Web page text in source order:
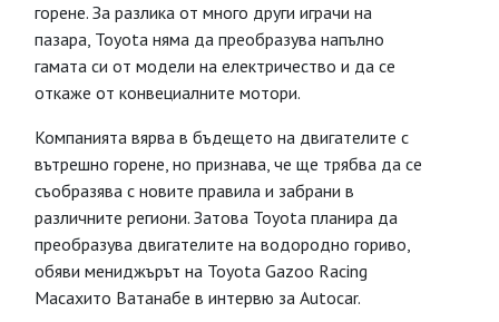
горене. За разлика от много други играчи на
пазара, Toyota няма да преобразува напълно
гамата си от модели на електричество и да се
откаже от конвециалните мотори.
Компанията вярва в бъдещето на двигателите с
вътрешно горене, но признава, че ще трябва да се
съобразява с новите правила и забрани в
различните региони. Затова Toyota планира да
преобразува двигателите на водородно гориво,
обяви мениджърът на Toyota Gazoo Racing
Масахито Ватанабе в интервю за Autocar.